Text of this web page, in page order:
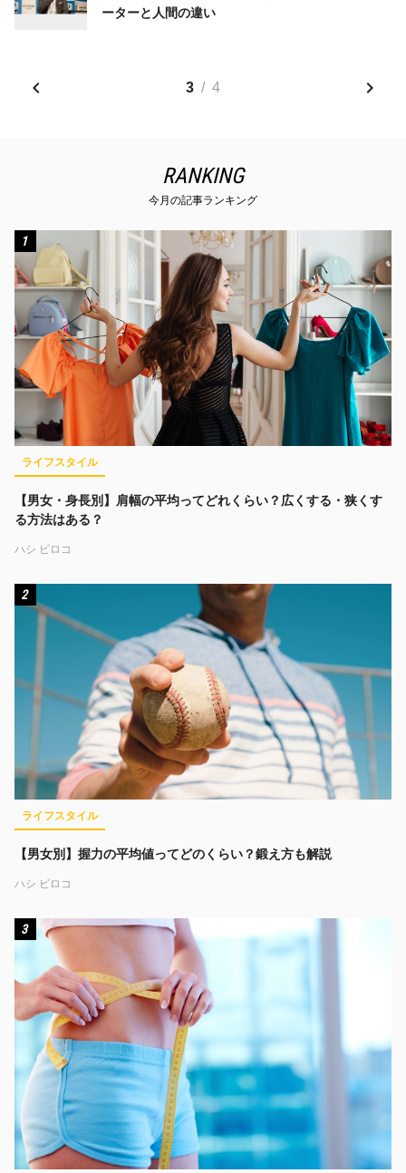
ーターと人間の違い
3 / 4
RANKING
今月の記事ランキング
1
ライフスタイル
【男女・身長別】肩幅の平均ってどれくらい？広くする・狭くす
る方法はある？
ハシ ビロコ
2
ライフスタイル
【男女別】握力の平均値ってどのくらい？鍛え方も解説
ハシ ビロコ
3